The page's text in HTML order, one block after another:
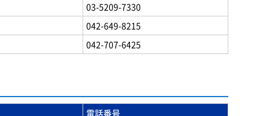
03-5209-7330
042-649-8215
042-707-6425
電話番号